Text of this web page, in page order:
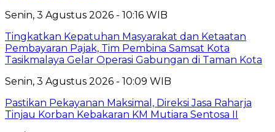
Senin, 3 Agustus 2026 - 10:16 WIB
Tingkatkan Kepatuhan Masyarakat dan Ketaatan
Pembayaran Pajak, Tim Pembina Samsat Kota
Tasikmalaya Gelar Operasi Gabungan di Taman Kota
Senin, 3 Agustus 2026 - 10:09 WIB
Pastikan Pekayanan Maksimal, Direksi Jasa Raharja
Tinjau Korban Kebakaran KM Mutiara Sentosa II